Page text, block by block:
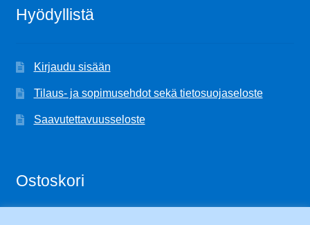
Hyödyllistä
Kirjaudu sisään
Tilaus- ja sopimusehdot sekä tietosuojaseloste
Saavutettavuusseloste
Ostoskori